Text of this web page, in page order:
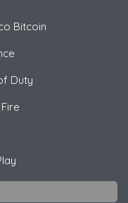
Bitcoin
Duty